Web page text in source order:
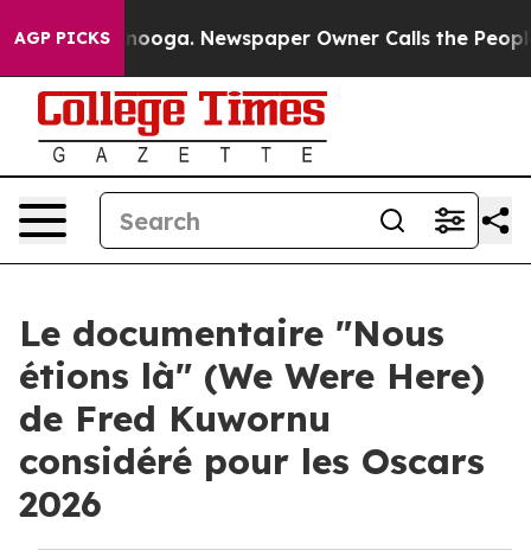
AGP PICKS Newspaper Owner Calls the People
Le documentaire "Nous
étions là" (We Were Here)
de Fred Kuwornu
considéré pour les Oscars
2026